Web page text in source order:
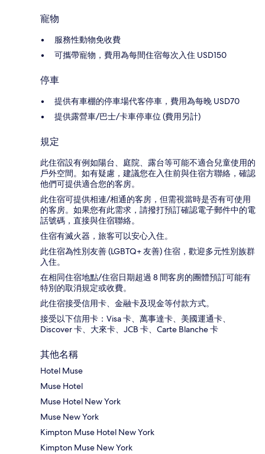
寵物
服務性動物免收費
可攜帶寵物，費用為每間住宿每次入住 USD150
停車
提供有車棚的停車場代客停車，費用為每晚 USD70
提供露營車/巴士/卡車停車位 (費用另計)
規定
此住宿設有例如陽台、庭院、露台等可能不適合兒童使用的
戶外空間。如有疑慮，建議您在入住前與住宿方聯絡，確認
他們可提供適合您的客房。
此住宿可提供相連/相通的客房，但需視當時是否有可使用
的客房。如果您有此需求，請撥打預訂確認電子郵件中的電
話號碼，直接與住宿聯絡。
住宿有滅火器，旅客可以安心入住。
此住宿為性別友善 (LGBTQ+ 友善) 住宿，歡迎多元性別族群
入住。
在相同住宿地點/住宿日期超過 8 間客房的團體預訂可能有
特別的取消規定或收費。
此住宿接受信用卡、金融卡及現金等付款方式。
接受以下信用卡：Visa 卡、萬事達卡、美國運通卡、
Discover 卡、大來卡、JCB 卡、Carte Blanche 卡
其他名稱
Hotel Muse
Muse Hotel
Muse Hotel New York
Muse New York
Kimpton Muse Hotel New York
Kimpton Muse New York